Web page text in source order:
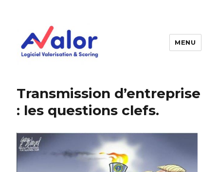
et fonds de commerce
MENU
Transmission d’entreprise
: les questions clefs.